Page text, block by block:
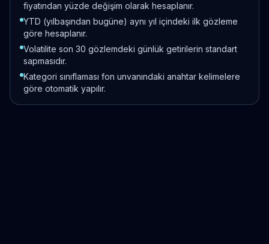
fiyatından yüzde değişim olarak hesaplanır.
YTD (yılbaşından bugüne) aynı yıl içindeki ilk gözleme
göre hesaplanır.
Volatilite son 30 gözlemdeki günlük getirilerin standart
sapmasıdır.
Kategori sınıflaması fon unvanındaki anahtar kelimelere
göre otomatik yapılır.